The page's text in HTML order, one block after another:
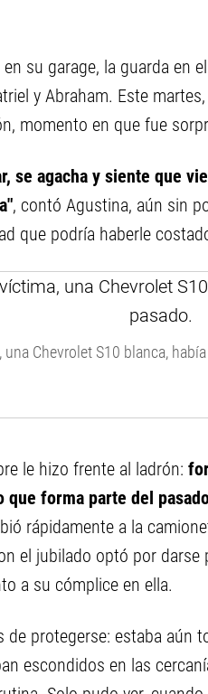
su garage, la guarda en
y Abraham. Este
momento en que fue
se agacha y siente que
, contó Agustina, aún sin
que podría haberle
Chevrolet S10 blanca,
le hizo frente al ladrón:
que forma parte del
rápidamente a la
el jubilado optó por
a su cómplice en ella.
de protegerse: estaba aún
escondidos en las